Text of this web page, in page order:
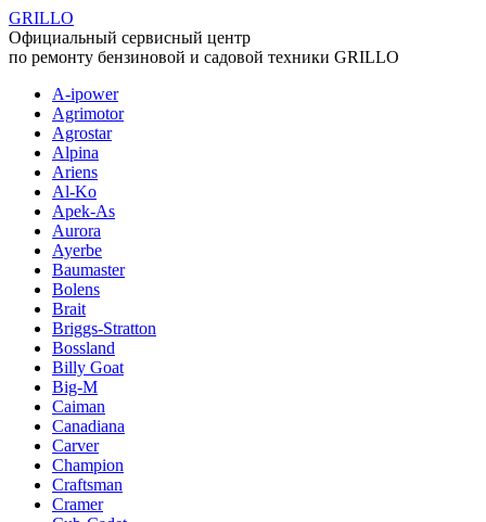
GRILLO
Официальный сервисный центр
по ремонту бензиновой и садовой техники GRILLO
A-ipower
Agrimotor
Agrostar
Alpina
Ariens
Al-Ko
Apek-As
Aurora
Ayerbe
Baumaster
Bolens
Brait
Briggs-Stratton
Bossland
Billy Goat
Big-M
Caiman
Canadiana
Carver
Champion
Craftsman
Cramer